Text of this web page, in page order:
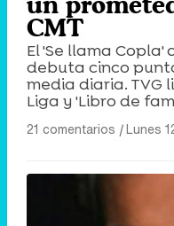
CMT
El 'Se llama
debuta cinco
media diaria. TVG
Liga y 'Libro de
21 comentarios |Lunes